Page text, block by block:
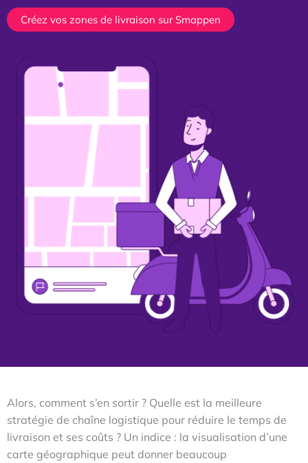
Créez vos zones de livraison sur Smappen
Alors, comment s’en sortir ? Quelle est la meilleure
stratégie de chaîne logistique pour réduire le temps de
livraison et ses coûts ? Un indice : la visualisation d’une
carte géographique peut donner beaucoup